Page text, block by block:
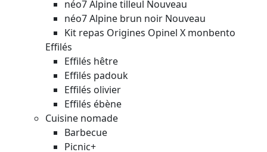
néo7 Alpine tilleul Nouveau
néo7 Alpine brun noir Nouveau
Kit repas Origines Opinel X monbento
Effilés
Effilés hêtre
Effilés padouk
Effilés olivier
Effilés ébène
Cuisine nomade
Barbecue
Picnic+